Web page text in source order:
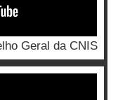
Geral da CNIS